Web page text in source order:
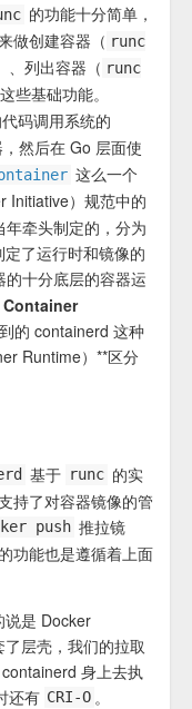
的功能十分简单，
做创建容器（ runc
、列出容器（ runc
些基础功能。
码调用系统的
然后在 Go 层面使
这么一个
Initiative）规范中的
牵头制定的，分为
了运行时和镜像的
十分底层的容器运
Container
的 containerd 这种
Runtime）**区分
基于 runc 的实
持了对容器镜像的管
push 推拉镜
功能也是遵循着上面
说是 Docker
层壳，我们的拉取
身上去执
还有 CRI-O 。